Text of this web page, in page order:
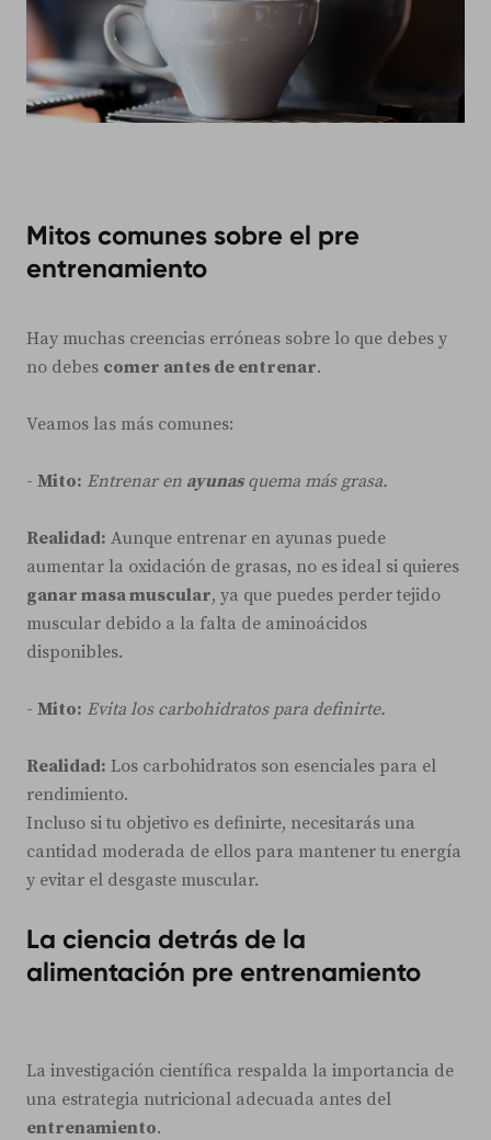
Mitos comunes sobre el pre
entrenamiento
Hay muchas creencias erróneas sobre lo que debes y
no debes comer antes de entrenar.
Veamos las más comunes:
- Mito: Entrenar en ayunasquema más grasa.
Realidad: Aunque entrenar en ayunas puede
aumentar la oxidación de grasas, no es ideal si quieres
ganar masa muscular, ya que puedes perder tejido
muscular debido a la falta de aminoácidos
disponibles.
- Mito: Evita los carbohidratos para definirte.
Realidad: Los carbohidratos son esenciales para el
rendimiento.
Incluso si tu objetivo es definirte, necesitarás una
cantidad moderada de ellos para mantener tu energía
y evitar el desgaste muscular.
La ciencia detrás de la
alimentación pre entrenamiento
La investigación científica respalda la importancia de
una estrategia nutricional adecuada antes del
entrenamiento.